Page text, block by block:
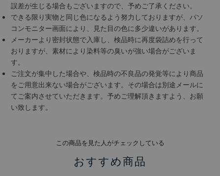
誤差が生じる場合もございますので、予めご了承ください。
できる限り実物と同じ色になるよう努力しておりますが、パソ
コンモニター画面により、見た目の色に多少違いがあります。
メーカーより密封状態で入庫し、検品時に再度袋詰めを行って
おりますが、素材により染料等の臭いが強い場合がございま
す。
ご注文が集中した場合や、検品時の不良品の発覚等により商品
をご用意出来ない場合がございます。その場合は別途メールに
てご案内させていただきます。予めご理解頂きますよう、お願
い致します。
この商品を見た人がチェックしている
おすすめ商品